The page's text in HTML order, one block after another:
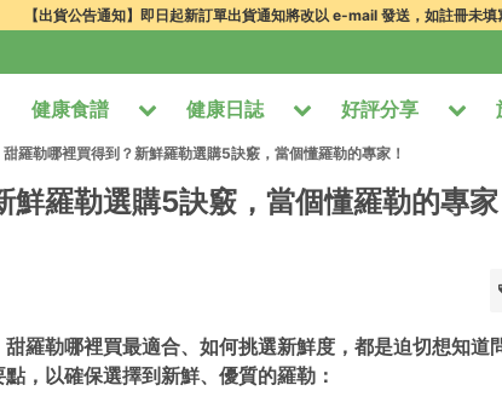
【出貨公告通知】即日起新訂單出貨通知將改以 e-mail 發送，如註冊未填
健康食譜 健康日誌 好評分享
甜羅勒哪裡買得到？新鮮羅勒選購5訣竅，當個懂羅勒的專家！
羅勒選購5訣竅，當個懂羅勒的專家
羅勒哪裡買最適合、如何挑選新鮮度，都是迫切想知道
，以確保選擇到新鮮、優質的羅勒：